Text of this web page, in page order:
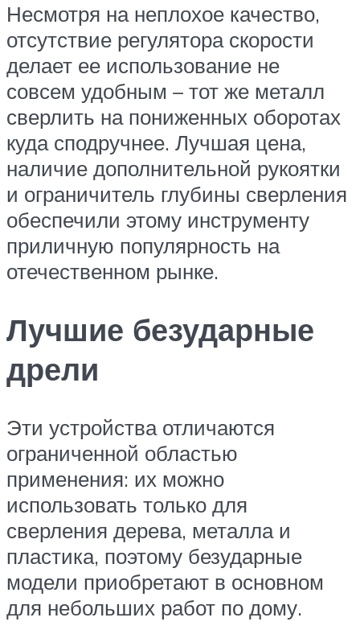
Несмотря на неплохое качество,
отсутствие регулятора скорости
делает ее использование не
совсем удобным – тот же металл
сверлить на пониженных оборотах
куда сподручнее. Лучшая цена,
наличие дополнительной рукоятки
и ограничитель глубины сверления
обеспечили этому инструменту
приличную популярность на
отечественном рынке.
Лучшие безударные
дрели
Эти устройства отличаются
ограниченной областью
применения: их можно
использовать только для
сверления дерева, металла и
пластика, поэтому безударные
модели приобретают в основном
для небольших работ по дому.